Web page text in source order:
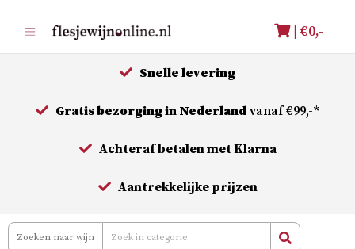
naar
de
| €0,-
Snelle levering
Gratis bezorging in Nederland vanaf €99,-*
Achteraf betalen met Klarna
Aantrekkelijke prijzen